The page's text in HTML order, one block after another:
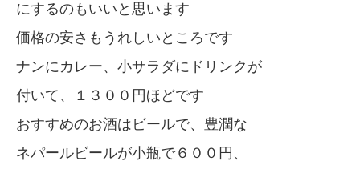
にするのもいいと思います
価格の安さもうれしいところです
ナンにカレー、小サラダにドリンクが
付いて、１３００円ほどです
おすすめのお酒はビールで、豊潤な
ネパールビールが小瓶で６００円、